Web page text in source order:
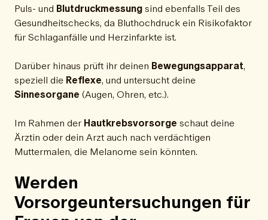
Puls- und Blutdruckmessungsind ebenfalls Teil des
Gesundheitschecks, da Bluthochdruck ein Risikofaktor
für Schlaganfälle und Herzinfarkte ist.
Darüber hinaus prüft ihr deinen Bewegungsapparat,
speziell die Reflexe, und untersucht deine
Sinnesorgane (Augen, Ohren, etc.).
Im Rahmen der Hautkrebsvorsorge schaut deine
Ärztin oder dein Arzt auch nach verdächtigen
Muttermalen, die Melanome sein könnten.
Werden
Vorsorgeuntersuchungen für